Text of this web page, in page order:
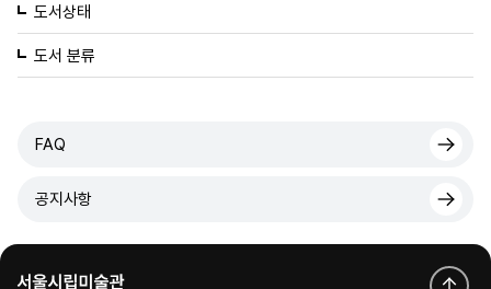
도서상태
도서 분류
FAQ
공지사항